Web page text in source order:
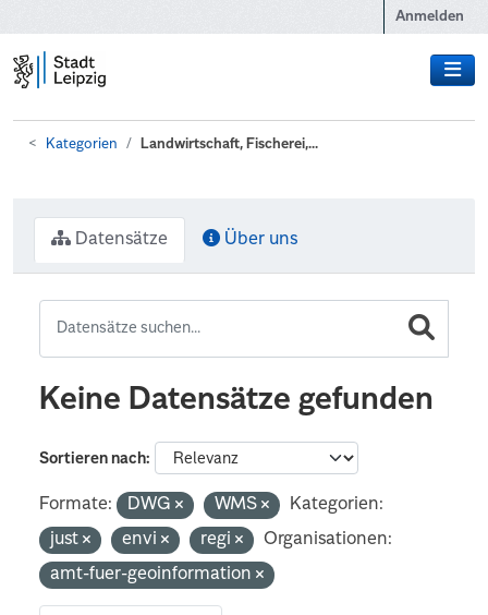
Anmelden
Kategorien Landwirtschaft, Fischerei,...
Datensätze Über uns
Keine Datensätze gefunden
Sortieren nach
Formate: DWG WMS
Kategorien:
just
envi regi
Organisationen:
amt-fuer-geoinformation